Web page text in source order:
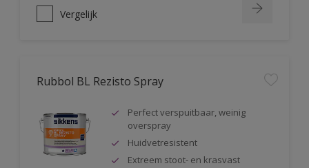
Vergelijk
Rubbol BL Rezisto Spray
Perfect verspuitbaar, weinig
overspray
Huidvetresistent
Extreem stoot- en krasvast